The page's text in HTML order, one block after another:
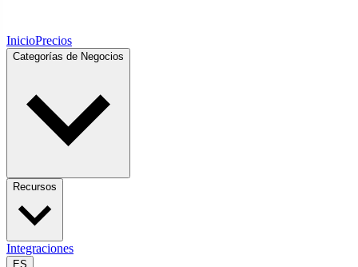
InicioPrecios
Categorías de Negocios
Recursos
Integraciones
ES